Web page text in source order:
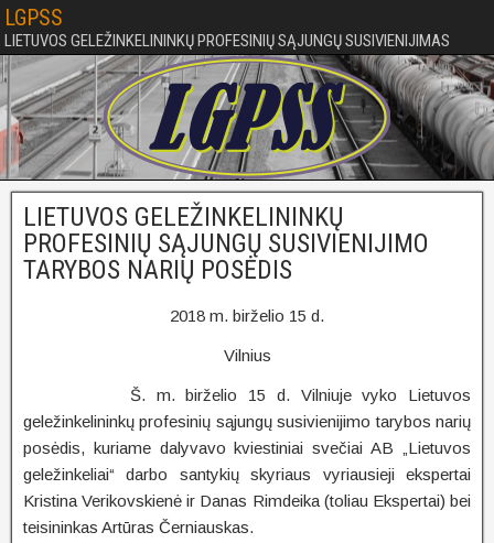
LGPSS
LIETUVOS GELEŽINKELININKŲ PROFESINIŲ SĄJUNGŲ SUSIVIENIJIMAS
LIETUVOS GELEŽINKELININKŲ
PROFESINIŲ SĄJUNGŲ SUSIVIENIJIMO
TARYBOS NARIŲ POSĖDIS
2018 m. birželio 15 d.
Vilnius
Š. m. birželio 15 d. Vilniuje vyko Lietuvos
geležinkelininkų profesinių sąjungų susivienijimo tarybos narių
posėdis, kuriame dalyvavo kviestiniai svečiai AB „Lietuvos
geležinkeliai“ darbo santykių skyriaus vyriausieji ekspertai
Kristina Verikovskienė ir Danas Rimdeika (toliau Ekspertai) bei
teisininkas Artūras Černiauskas.